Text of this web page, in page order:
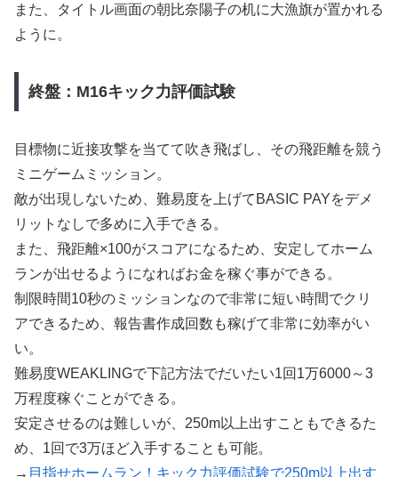
また、タイトル画面の朝比奈陽子の机に大漁旗が置かれる
ように。
終盤：M16キック力評価試験
目標物に近接攻撃を当てて吹き飛ばし、その飛距離を競う
ミニゲームミッション。
敵が出現しないため、難易度を上げてBASIC PAYをデメ
リットなしで多めに入手できる。
また、飛距離×100がスコアになるため、安定してホーム
ランが出せるようになればお金を稼ぐ事ができる。
制限時間10秒のミッションなので非常に短い時間でクリ
アできるため、報告書作成回数も稼げて非常に効率がい
い。
難易度WEAKLINGで下記方法でだいたい1回1万6000～3
万程度稼ぐことができる。
安定させるのは難しいが、250m以上出すこともできるた
め、1回で3万ほど入手することも可能。
→ 目指せホームラン！キック力評価試験で250m以上出す